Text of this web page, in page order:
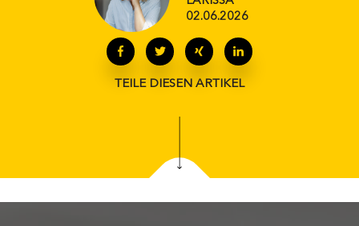
02.06.2026
TEILE DIESEN ARTIKEL